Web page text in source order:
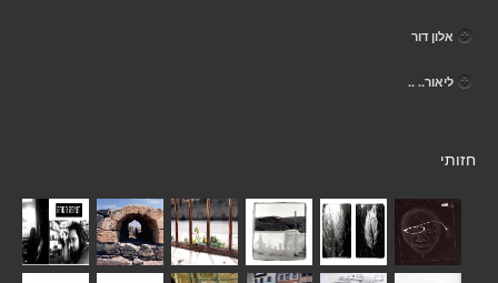
אלון דור
ליאור.. ..
חזותי